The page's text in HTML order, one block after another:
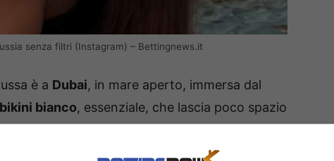
senza filtri (Instagram) – Bettingnews.it
è a Dubai, in mare aperto, immersa dal
bianco, essenziale, che lascia poco spazio
si tiene i capelli raccolti con entrambe le
con una sicurezza disarmante.